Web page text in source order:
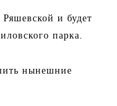
и будет
парка.
нынешние